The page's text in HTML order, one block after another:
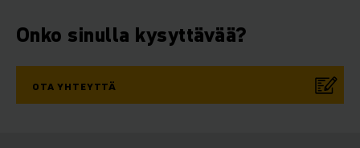
Onko sinulla kysyttävää?
OTA YHTEYTTÄ